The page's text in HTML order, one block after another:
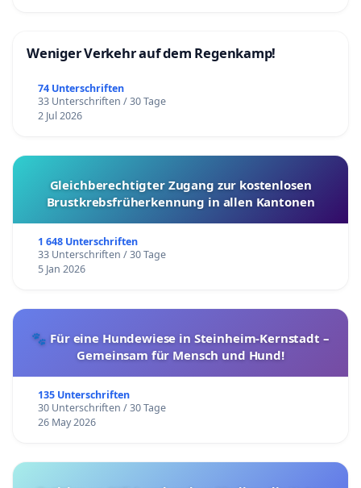
Weniger Verkehr auf dem Regenkamp!
74 Unterschriften
33 Unterschriften / 30 Tage
2 Jul 2026
Gleichberechtigter Zugang zur kostenlosen
Brustkrebsfrüherkennung in allen Kantonen
1 648 Unterschriften
33 Unterschriften / 30 Tage
5 Jan 2026
🐾 Für eine Hundewiese in Steinheim-Kernstadt –
Gemeinsam für Mensch und Hund!
135 Unterschriften
30 Unterschriften / 30 Tage
26 May 2026